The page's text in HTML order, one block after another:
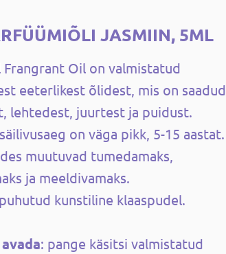
JASMIIN, 5ML
Frangrant Oil on valmistatud
eeterlikest õlidest, mis on saadud
lehtedest, juurtest ja puidust.
on väga pikk, 5-15 aastat.
muutuvad tumedamaks,
ja meeldivamaks.
kunstiline klaaspudel.
: pange käsitsi valmistatud